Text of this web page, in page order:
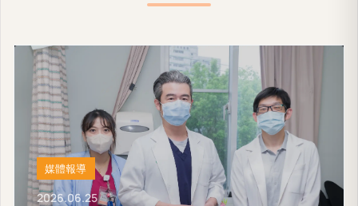
媒體報導
2026.06.25